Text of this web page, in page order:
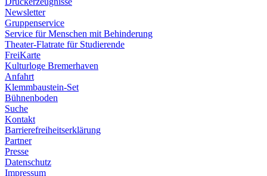
Newsletter
Gruppenservice
Service für Menschen mit Behinderung
Theater-Flatrate für Studierende
FreiKarte
Kulturloge Bremerhaven
Anfahrt
Klemmbaustein-Set
Bühnenboden
Suche
Kontakt
Barrierefreiheitserklärung
Partner
Presse
Datenschutz
Impressum